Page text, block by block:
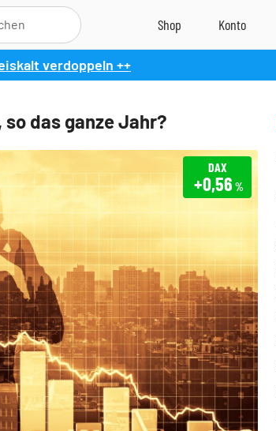
verdoppeln ++
so das ganze Jahr?
DAX
+0,56 %